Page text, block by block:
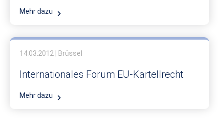
Mehr dazu
14.03.2012 | Brüssel
Internationales Forum EU-Kartellrecht
Mehr dazu